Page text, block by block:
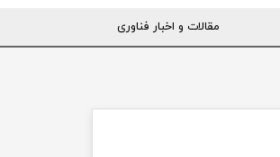
مقالات و اخبار فناوری